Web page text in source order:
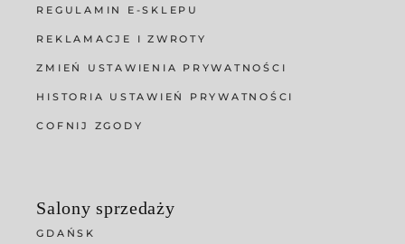
REGULAMIN E-SKLEPU
REKLAMACJE I ZWROTY
ZMIEŃ USTAWIENIA PRYWATNOŚCI
HISTORIA USTAWIEŃ PRYWATNOŚCI
COFNIJ ZGODY
Salony sprzedaży
GDAŃSK